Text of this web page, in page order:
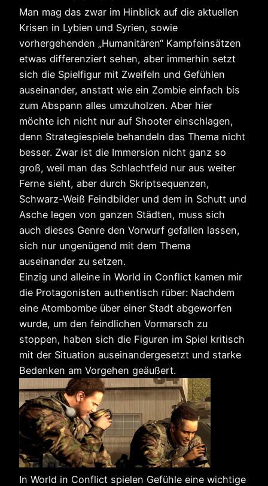
Man mag das zwar im Hinblick auf die aktuellen
Krisen in Lybien und Syrien, sowie
vorhergehenden „Humanitären“ Kampfeinsätzen
etwas differenziert sehen, aber immerhin setzt
sich die Spielfigur mit Zweifeln und Gefühlen
auseinander, anstatt wie ein Zombie einfach bis
zum Abspann alles umzuholzen. Aber hier
möchte ich nicht nur auf Shooter einschlagen,
denn Strategiespiele behandeln das Thema nicht
besser. Zwar ist die Immersion nicht ganz so
groß, weil man das Schlachtfeld nur aus weiter
Ferne sieht, aber durch Skriptsequenzen,
Schwarz-Weiß Feindbilder und dem in Schutt und
Asche legen von ganzen Städten, muss sich
auch dieses Genre den Vorwurf gefallen lassen,
sich nur ungenügend mit dem Thema
auseinander zu setzen.
Einzig und alleine in World in Conflict kamen mir
die Protagonisten authentisch rüber: Nachdem
eine Atombombe über einer Stadt abgeworfen
wurde, um den feindlichen Vormarsch zu
stoppen, haben sich die Figuren im Spiel kritisch
mit der Situation auseinandergesetzt und starke
Bedenken am Vorgehen geäußert.
In World in Conflict spielen Gefühle eine wichtige